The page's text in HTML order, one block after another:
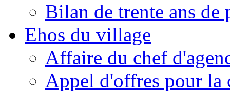
Bilan de trente ans
Ehos du village
Affaire du chef
Appel d'offres pour la